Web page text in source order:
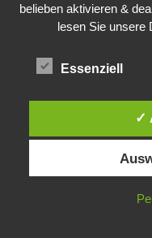
9. Juli 2018
Was ist
Die Brexit-
Diese Website verwendet
Website stimmst du der
belieben aktivieren &
lesen Sie unsere
Essenziell
✓